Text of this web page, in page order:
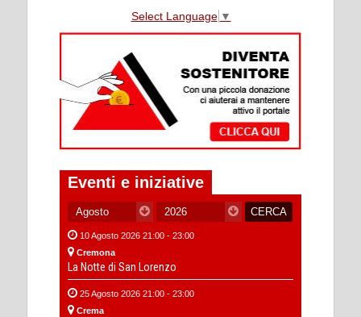
Select Language ▼
Eventi e iniziative
10 Agosto 2026 21:00 - 23:00
Cremona
La Notte di San Lorenzo
25 Agosto 2026 21:00 - 23:00
Crema